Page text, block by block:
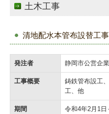
中途：施工管理監督
お問い合わせ
土木工事
清地配水本管布設替工事
発注者 静岡市公営企
工事概要
鋳鉄管布設工
工、他
期間 令和4年2月1日